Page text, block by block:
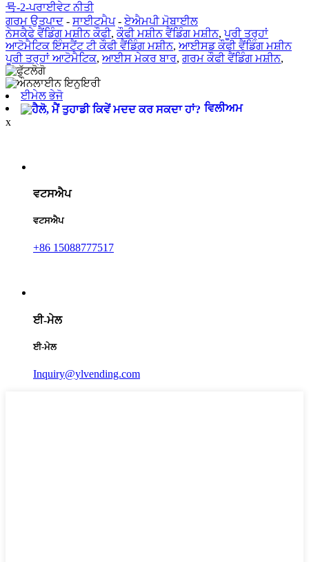
号-2-ਪਰਾਈਵੇਟ ਨੀਤੀ
ਗਰਮ ਉਤਪਾਦ - ਸਾਈਟਮੈਪ-ਏਐਮਪੀ ਮੋਬਾਈਲ
ਨੇਸਕੈਫੇ ਵੈਂਡਿੰਗ ਮਸ਼ੀਨ ਕੌਫੀ,ਕੌਫੀ ਮਸ਼ੀਨ ਵੈਂਡਿੰਗ ਮਸ਼ੀਨ,ਪੂਰੀ ਤਰ੍ਹਾਂ
ਆਟੋਮੈਟਿਕ ਇੰਸਟੈਂਟ ਟੀ ਕੌਫੀ ਵੈਂਡਿੰਗ ਮਸ਼ੀਨ, ਆਈਸਡ ਕੌਫੀ ਵੈਂਡਿੰਗ ਮਸ਼ੀਨ
ਪੂਰੀ ਤਰ੍ਹਾਂ ਆਟੋਮੈਟਿਕ, ਆਈਸ ਮੇਕਰ ਬਾਰ, ਗਰਮ ਕੌਫੀ ਵੈਂਡਿੰਗ ਮਸ਼ੀਨ,
ਈਮੇਲ ਭੇਜੋ
ਵਿਲੀਅਮ
x
ਵਟਸਐਪ
ਵਟਸਐਪ
+86 15088777517
ਈ-ਮੇਲ
ਈ-ਮੇਲ
Inquiry@ylvending.com